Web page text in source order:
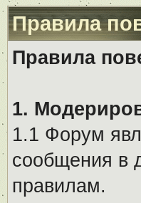
Правила
Правила
1.
1.1 Форум
сообщения в
правилам.